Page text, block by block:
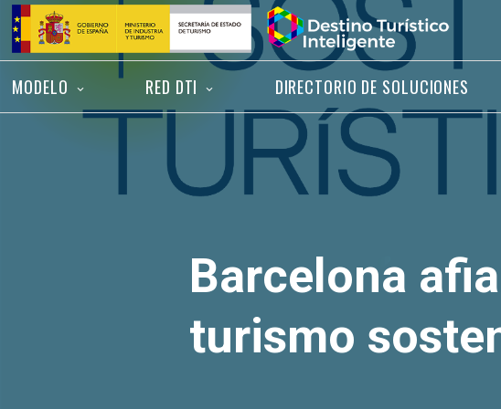
Saltar
contenido
Inicio
MODELO RED DTI DIRECTORIO DE SOLUCIONES
Barcelona
turismo